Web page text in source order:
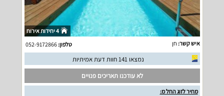
4 יחידות אירוח
איש קשר: חן טלפון:052-9172866
נמצאו 141 חוות דעת אמיתיות
לא עודכנו תאריכים פנויים
מחיר לזוג החל מ: